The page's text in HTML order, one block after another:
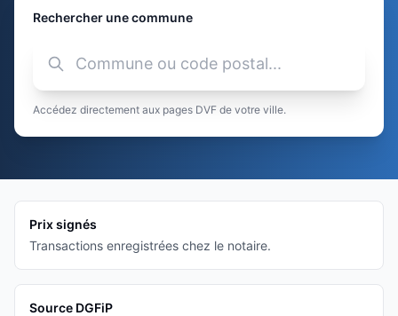
Rechercher une commune
Accédez directement aux pages DVF de votre ville.
Prix signés
Transactions enregistrées chez le notaire.
Source DGFiP